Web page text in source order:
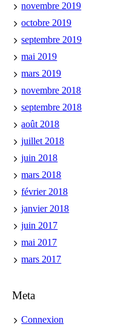
novembre 2019
octobre 2019
septembre 2019
mai 2019
mars 2019
novembre 2018
septembre 2018
août 2018
juillet 2018
juin 2018
mars 2018
février 2018
janvier 2018
juin 2017
mai 2017
mars 2017
Meta
Connexion